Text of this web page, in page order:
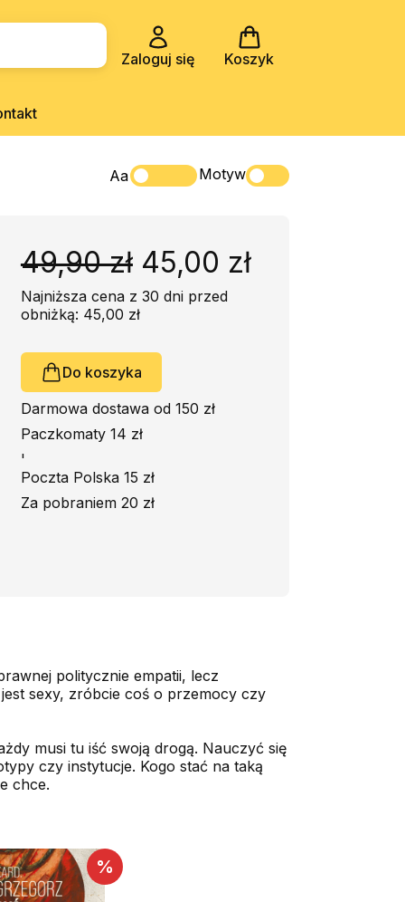
Zaloguj się Koszyk
Aa Motyw
49,90 zł45,00 zł
Najniższa cena z 30 dni przed
obniżką: 45,00 zł
Do koszyka
Darmowa dostawa od 150 zł
Paczkomaty 14 zł
'
Poczta Polska 15 zł
Za pobraniem 20 zł
politycznie empatii, lecz
sexy, zróbcie coś o przemocy czy
musi tu iść swoją drogą. Nauczyć się
czy instytucje. Kogo stać na taką
chce.
%